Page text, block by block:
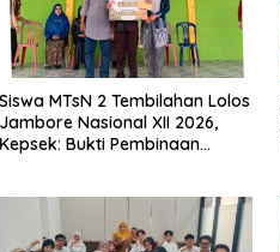
Siswa MTsN 2 Tembilahan Lolos
Jambore Nasional XII 2026,
Kepsek: Bukti Pembinaan